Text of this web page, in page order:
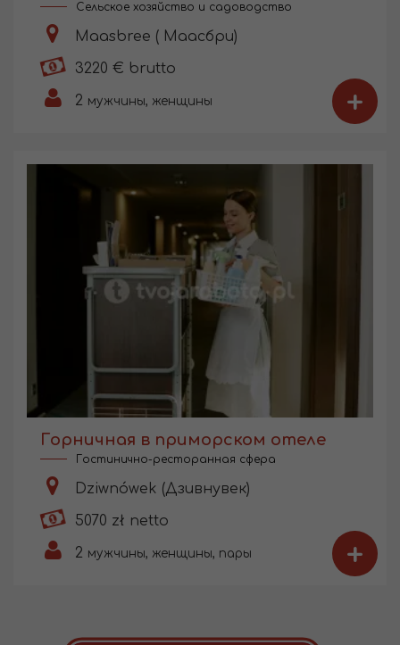
Сельское хозяйство и садоводство
Maasbree ( Маасбри)
3220 € brutto
2 мужчины, женщины +
Горничная в приморском отеле
Гостинично-ресторанная сфера
Dziwnówek (Дзивнувек)
5070 zł netto
2 мужчины, женщины, пары +